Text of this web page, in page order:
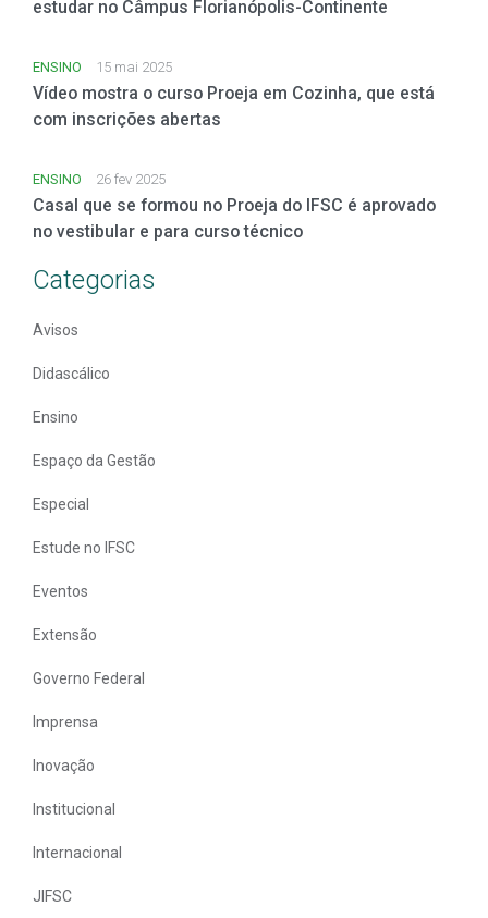
estudar no Câmpus Florianópolis-Continente
ENSINO 15 mai 2025
Vídeo mostra o curso Proeja em Cozinha, que está
com inscrições abertas
ENSINO 26 fev 2025
Casal que se formou no Proeja do IFSC é aprovado
no vestibular e para curso técnico
Categorias
Avisos
Didascálico
Ensino
Espaço da Gestão
Especial
Estude no IFSC
Eventos
Extensão
Governo Federal
Imprensa
Inovação
Institucional
Internacional
JIFSC